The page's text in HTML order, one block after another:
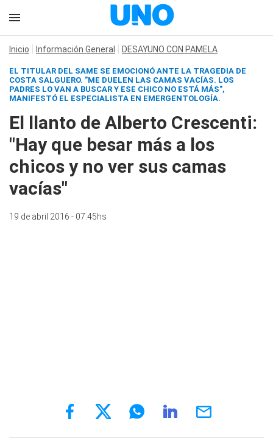
Inicio Información General DESAYUNO CON PAMELA
EL TITULAR DEL SAME SE EMOCIONÓ ANTE LA TRAGEDIA DE
COSTA SALGUERO. "ME DUELEN LAS CAMAS VACÍAS. LOS
PADRES LO VAN A BUSCAR Y ESE CHICO NO ESTÁ MÁS",
MANIFESTÓ EL ESPECIALISTA EN EMERGENTOLOGÍA.
El llanto de Alberto Crescenti:
"Hay que besar más a los
chicos y no ver sus camas
vacías"
19 de abril 2016 - 07:45hs